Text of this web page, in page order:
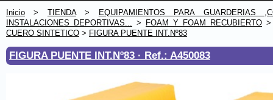
Inicio > TIENDA>
EQUIPAMIENTOS PARA GUARDERIAS
INSTALACIONES DEPORTIVAS... > FOAM Y FOAM RECUBIERTO
CUERO SINTETICO > FIGURA PUENTE INT.Nº83
FIGURA PUENTE INT.Nº83 · Ref.: A450083